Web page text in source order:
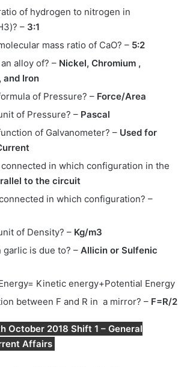
of hydrogen to nitrogen in
– 3:1
mass ratio of CaO? – 5:2
alloy of? – Nickel, Chromium ,
and Iron
of Pressure? – Force/Area
of Pressure? – Pascal
of Galvanometer? – Used for
in which configuration in the
to the circuit
in which configuration? –
of Density? – Kg/m3
garlic is due to? – Allicin or Sulfenic
Kinetic energy+Potential Energy
between F and R in a mirror? – F=R/2
October 2018 Shift 1 – General
Affairs